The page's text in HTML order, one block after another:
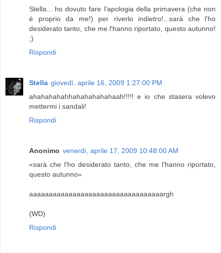
Stella... ho dovuto fare l'apologia della primavera (che non
è proprio da me!) per riverlo indietro!...sarà che l'ho
desiderato tanto, che me l'hanno riportato, questo autunno!
;)
Rispondi
Stella giovedì, aprile 16, 2009 1:27:00 PM
ahahahahahhahahahahahaah!!!!! e io che stasera volevo
mettermi i sandali!
Rispondi
Anonimo venerdì, aprile 17, 2009 10:48:00 AM
«sarà che l'ho desiderato tanto, che me l'hanno riportato,
questo autunno»
aaaaaaaaaaaaaaaaaaaaaaaaaaaaaaaaaargh
(WD)
Rispondi